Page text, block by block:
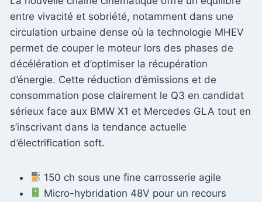
entre vivacité et sobriété, notamment dans une
circulation urbaine dense où la technologie MHEV
permet de couper le moteur lors des phases de
décélération et d’optimiser la récupération
d’énergie. Cette réduction d’émissions et de
consommation pose clairement le Q3 en candidat
sérieux face aux BMW X1 et Mercedes GLA tout en
s’inscrivant dans la tendance actuelle
d’électrification soft.
150 ch sous une fine carrosserie agile
Micro-hybridation 48V pour un recours